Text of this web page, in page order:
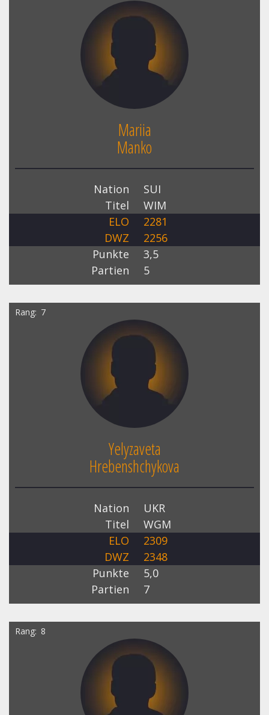
Mariia
Manko
Nation
SUI
Titel
WIM
ELO
2281
DWZ
2256
Punkte
3,5
Partien
5
Rang 7
Yelyzaveta
Hrebenshchykova
Nation
UKR
Titel
WGM
ELO
2309
DWZ
2348
Punkte
5,0
Partien
7
Rang 8